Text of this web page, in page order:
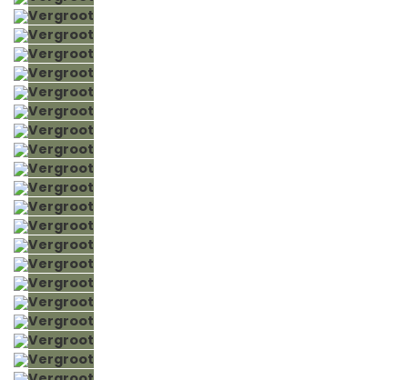
Vergroot
Vergroot
Vergroot
Vergroot
Vergroot
Vergroot
Vergroot
Vergroot
Vergroot
Vergroot
Vergroot
Vergroot
Vergroot
Vergroot
Vergroot
Vergroot
Vergroot
Vergroot
Vergroot